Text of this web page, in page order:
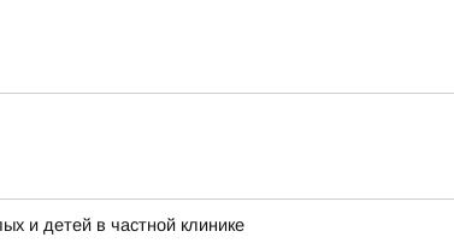
и детей в частной клинике